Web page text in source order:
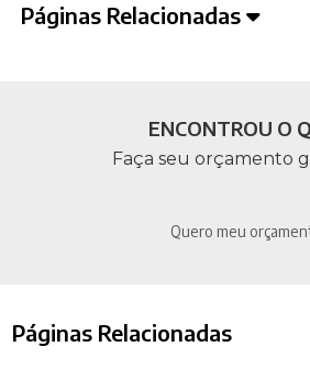
Páginas Relacionadas
ENCONTROU O
Faça seu orçamento
Quero meu
Páginas Relacionadas